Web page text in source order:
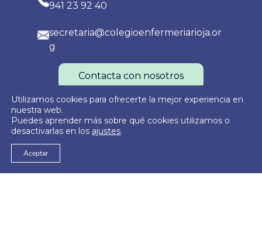
941 23 92 40
secretaria@colegioenfermeriarioja.or
g
Contacta con nosotros
© 2026
Política de Privacidad Política de Cookies
Utilizamos cookies para ofrecerte la mejor experiencia en
nuestra web.
Puedes aprender más sobre qué cookies utilizamos o
desactivarlas en los ajustes.
Aceptar